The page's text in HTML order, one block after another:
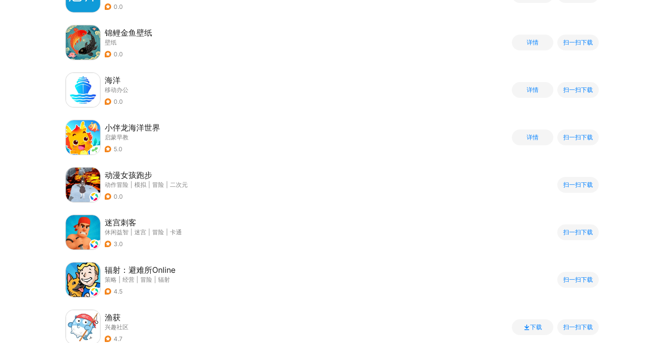
0.0
锦鲤金鱼壁纸
壁纸
0.0
详情 扫一扫下载
海洋
移动办公
0.0
详情 扫一扫下载
小伴龙海洋世界
启蒙早教
5.0
详情 扫一扫下载
动漫女孩跑步
动作冒险 模拟 冒险
二次元
0.0
扫一扫下载
迷宫刺客
休闲益智 迷宫 冒险
卡通
3.0
扫一扫下载
辐射：避难所Online
策略 经营 冒险
辐射
4.5
扫一扫下载
渔获
兴趣社区
4.7
下载 扫一扫下载